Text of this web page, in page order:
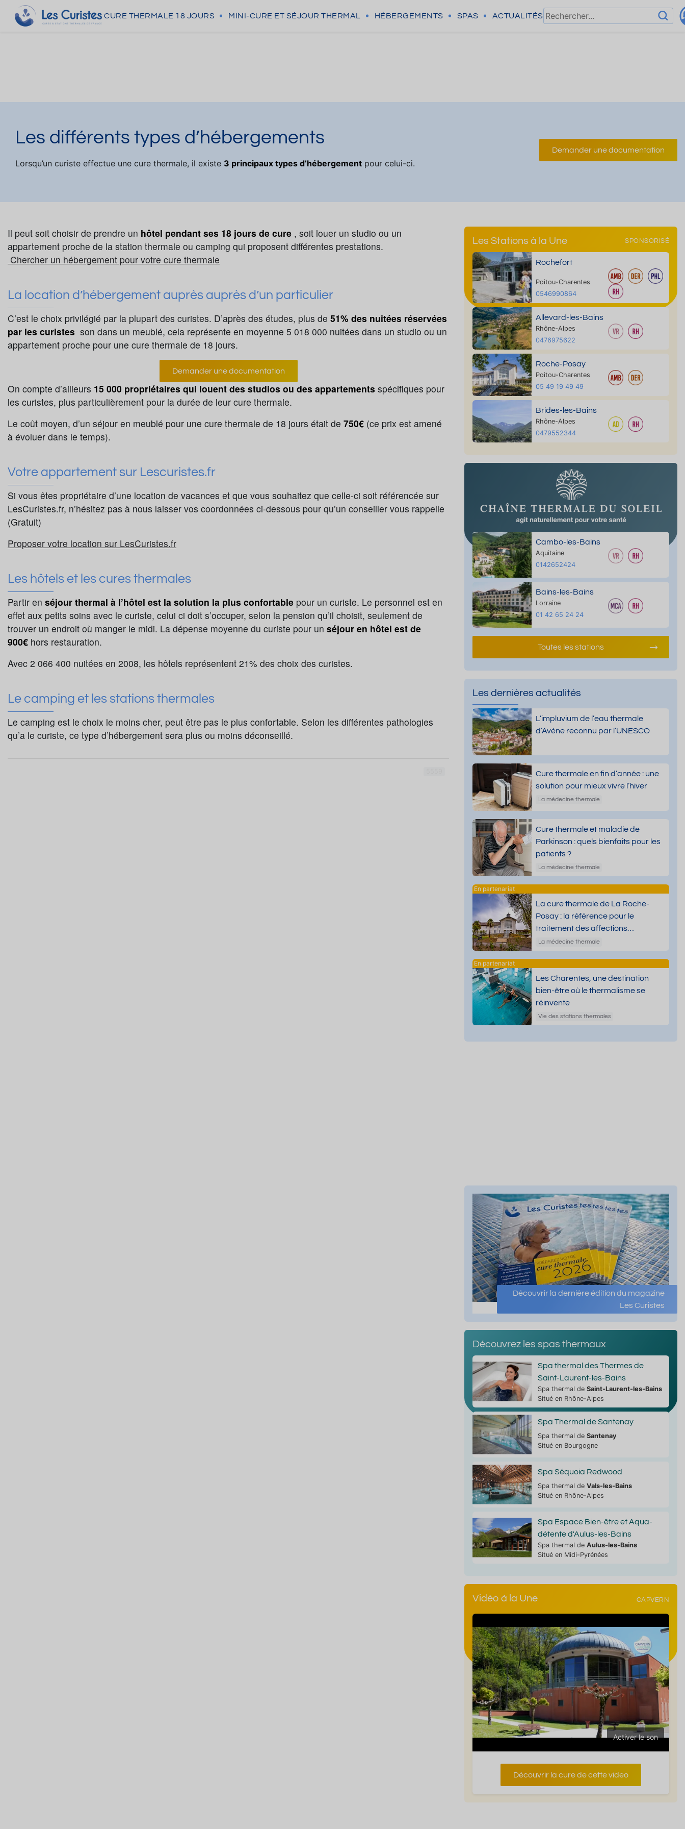
CURE THERMALE 18 JOURS MINI-CURE ET SÉJOUR THERMAL HÉBERGEMENTS SPAS ACTUALITÉS
Les différents types d’hébergements
Lorsqu’un curiste effectue une cure thermale, il existe 3 principaux types d’hébergement pour celui-ci.
Demander une documentation
Il peut soit choisir de prendre un hôtel pendant ses 18 jours de cure , soit louer un studio ou un
appartement proche de la station thermale ou camping qui proposent différentes prestations.
Chercher un hébergement pour votre cure thermale
La location d’hébergement auprès auprès d’un particulier
C’est le choix privilégié par la plupart des curistes. D’après des études, plus de 51% des nuitées réservées
par les curistes son dans un meublé, cela représente en moyenne 5 018 000 nuitées dans un studio ou un
appartement proche pour une cure thermale de 18 jours.
Demander une documentation
On compte d’ailleurs 15 000 propriétaires qui louent des studios ou des appartements spécifiques pour
les curistes, plus particulièrement pour la durée de leur cure thermale.
Le coût moyen, d’un séjour en meublé pour une cure thermale de 18 jours était de 750€ (ce prix est amené
à évoluer dans le temps).
Votre appartement sur Lescuristes.fr
Si vous êtes propriétaire d’une location de vacances et que vous souhaitez que celle-ci soit référencée sur
LesCuristes.fr, n’hésitez pas à nous laisser vos coordonnées ci-dessous pour qu’un conseiller vous rappelle
(Gratuit)
Proposer votre location sur LesCuristes.fr
Les hôtels et les cures thermales
Partir en séjour thermal à l’hôtel est la solution la plus confortable pour un curiste. Le personnel est en
effet aux petits soins avec le curiste, celui ci doit s’occuper, selon la pension qu’il choisit, seulement de
trouver un endroit où manger le midi. La dépense moyenne du curiste pour un séjour en hôtel est de
900€ hors restauration.
Avec 2 066 400 nuitées en 2008, les hôtels représentent 21% des choix des curistes.
Le camping et les stations thermales
Le camping est le choix le moins cher, peut être pas le plus confortable. Selon les différentes pathologies
qu’a le curiste, ce type d’hébergement sera plus ou moins déconseillé.
Les Stations à la Une SPONSORISÉ
Rochefort
Poitou-Charentes
0546990864
Allevard-les-Bains
Rhône-Alpes
0476975622
Roche-Posay
Poitou-Charentes
05 49 19 49 49
Brides-les-Bains
Rhône-Alpes
0479552344
Cambo-les-Bains
Aquitaine
0142652424
Bains-les-Bains
Lorraine
01 42 65 24 24
Toutes les stations
Les dernières actualités
L’impluvium de l’eau thermale
d’Avène reconnu par l’UNESCO
Cure thermale en fin d’année : une
solution pour mieux vivre l’hiver
La médecine thermale
Cure thermale et maladie de
Parkinson : quels bienfaits pour les
patients ?
La médecine thermale
La cure thermale de La Roche-
Posay : la référence pour le
traitement des affections
dermatologiques
La médecine thermale
Les Charentes, une destination
bien-être où le thermalisme se
réinvente
Vie des stations thermales
Découvrir la dernière édition du magazine
Les Curistes
Découvrez les spas thermaux
Spa thermal des Thermes de
Saint-Laurent-les-Bains
Spa thermal de Saint-Laurent-les-Bains
Situé en Rhône-Alpes
Spa Thermal de Santenay
Spa thermal de Santenay
Situé en Bourgogne
Spa Séquoia Redwood
Spa thermal de Vals-les-Bains
Situé en Rhône-Alpes
Spa Espace Bien-être et Aqua-
détente d'Aulus-les-Bains
Spa thermal de Aulus-les-Bains
Situé en Midi-Pyrénées
Vidéo à la Une CAPVERN
Activer le son
Découvrir la cure de cette video